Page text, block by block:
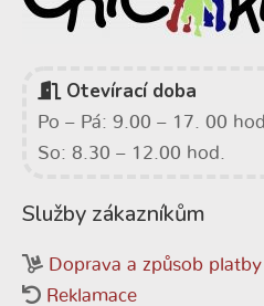
Otevírací doba
Po – Pá: 9.00 – 17. 00 hod.
So: 8.30 – 12.00 hod.
Služby zákazníkům
Doprava a způsob platby
Reklamace